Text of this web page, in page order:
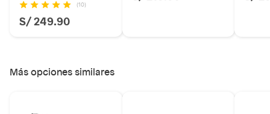
(10)
S/ 249.90
Más opciones similares